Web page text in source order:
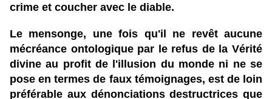
crime et coucher avec le diable.
Le mensonge, une fois qu'il ne revêt aucune
mécréance ontologique par le refus de la Vérité
divine au profit de l'illusion du monde ni ne se
pose en termes de faux témoignages, est de loin
préférable aux dénonciations destructrices que